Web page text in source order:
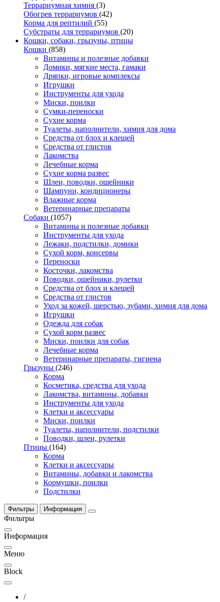
Террариумная химия (3)
Обогрев террариумов (42)
Корма для рептилий (55)
Субстраты для террариумов (20)
Кошки, собаки, грызуны, птицы
Кошки (858)
Витамины и полезные добавки
Домики, мягкие места, гамаки
Дряпки, игровые комплексы
Игрушки
Инструменты для ухода
Миски, поилки
Сумки-переноски
Сухие корма
Туалеты, наполнители, химия для дома
Средства от блох и клещей
Средства от глистов
Лакомства
Лечебные корма
Сухие корма развес
Шлеи, поводки, ошейники
Шампуни, кондиционеры
Влажные корма
Ветеринарные препараты
Собаки (1057)
Витамины и полезные добавки
Инструменты для ухода
Лежаки, подстилки, домики
Сухой корм, консервы
Переноски
Косточки, лакомства
Поводки, ошейники, рулетки
Средства от блох и клещей
Средства от глистов
Уход за кожей, шерстью, зубами, химия для дома
Игрушки
Одежда для собак
Сухой корм развес
Миски, поилки для собак
Лечебные корма
Ветеринарные препараты, гигиена
Грызуны (246)
Корма
Косметика, средства для ухода
Лакомства, витамины, добавки
Инструменты для ухода
Клетки и аксессуары
Миски, поилки
Туалеты, наполнители, подстилки
Поводки, шлеи, рулетки
Птицы (164)
Корма
Клетки и аксессуары
Витамины, добавки и лакомства
Кормушки, поилки
Подстилки
Фильтры Информация
Фильтры
Информация
Меню
Block
/